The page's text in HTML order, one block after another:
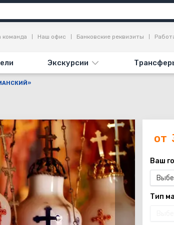
Экскурсии
команда Наш офис Банковские реквизиты
от
Ваш
Тип